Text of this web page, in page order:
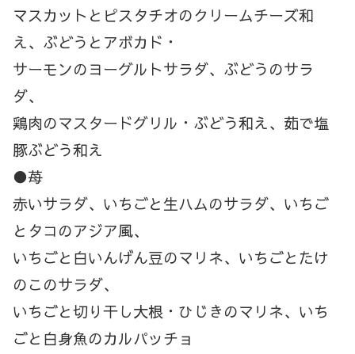
マスカットとピスタチオのクリームチーズ和
え、ぶどうとアボカド・
サーモンのヨーグルトサラダ、ぶどうのサラ
ダ、
鶏肉のマスタードグリル・ぶどう和え、茹で塩
豚ぶどう和え
●苺
赤いサラダ、いちごと生ハムのサラダ、いちご
とタコのアジア風、
いちごと白いんげん豆のマリネ、いちごとたけ
のこのサラダ、
いちごと切り干し大根・ひじきのマリネ、いち
ごと白身魚のカルパッチョ